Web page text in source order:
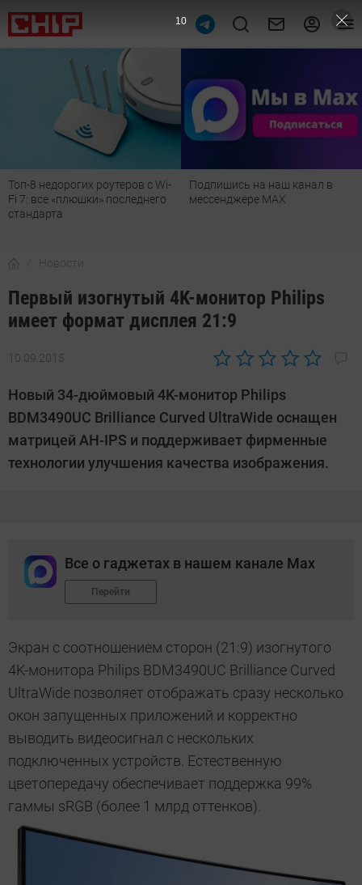
Топ-8 недорогих роутеров с Wi-
Fi 7: все «плюшки» последнего
стандарта
Подпишись на наш канал в
мессенджере МАХ
Новости
Первый изогнутый 4K-монитор Philips
имеет формат дисплея 21:9
10.09.2015
Автор:
Ларионов
Новый 34-дюймовый 4K-монитор Philips
BDM3490UC Brilliance Curved UltraWide оснащен
матрицей AH-IPS и поддерживает фирменные
технологии улучшения качества изображения.
Все о гаджетах в нашем канале Max
Перейти
Экран с соотношением сторон (21:9) изогнутого
4K-монитора Philips BDM3490UC Brilliance Curved
UltraWide позволяет отображать сразу несколько
окон запущенных приложений и корректно
выводить видеосигнал с нескольких
подключенных устройств. Естественную
цветопередачу обеспечивает поддержка 99%
гаммы sRGB (более 1 млрд оттенков).
9